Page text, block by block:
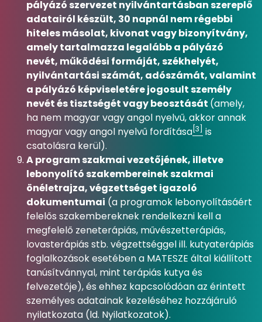
pályázó szervezet nyilvántartásban szereplő
adatairól készült, 30 napnál nem régebbi
hiteles másolat, kivonat vagy bizonyítvány,
amely tartalmazza legalább a pályázó
nevét, működési formáját, székhelyét,
nyilvántartási számát, adószámát, valamint
a pályázó képviseletére jogosult személy
nevét és tisztségét vagy beosztását (amely,
ha nem magyar vagy angol nyelvű, akkor annak
magyar vagy angol nyelvű fordítása [3]
is
csatolásra kerül).
A program szakmai vezetőjének, illetve
lebonyolító szakembereinek szakmai
önéletrajza, végzettséget igazoló
dokumentumai (a programok lebonyolításáért
felelős szakembereknek rendelkezni kell a
megfelelő zeneterápiás, művészetterápiás,
lovasterápiás stb. végzettséggel ill. kutyaterápiás
foglalkozások esetében a MATESZE által kiállított
tanúsítvánnyal, mint terápiás kutya és
felvezetője), és ehhez kapcsolódóan az érintett
személyes adatainak kezeléséhez hozzájáruló
nyilatkozata (ld. Nyilatkozatok).